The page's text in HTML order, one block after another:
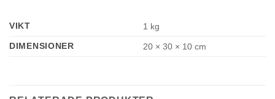
VIKT
1 kg
DIMENSIONER
20 × 30 × 10 cm